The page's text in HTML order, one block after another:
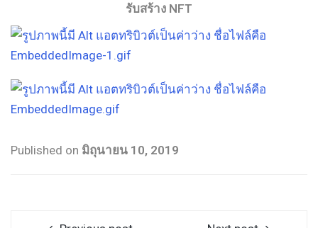
รับสร้าง NFT
Published on มิถุนายน 10, 2019